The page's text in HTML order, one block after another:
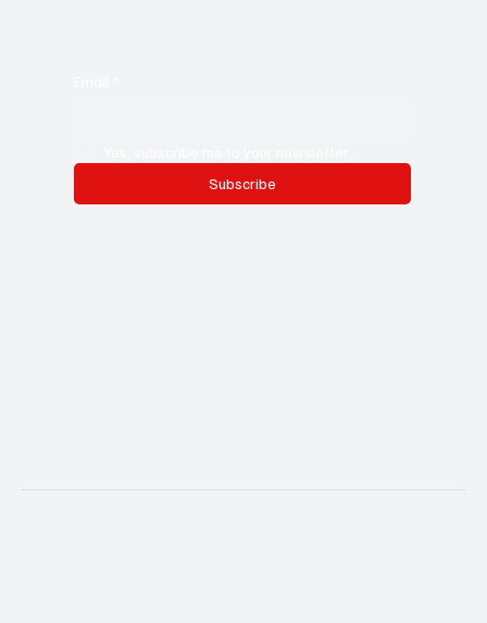
Subscribe